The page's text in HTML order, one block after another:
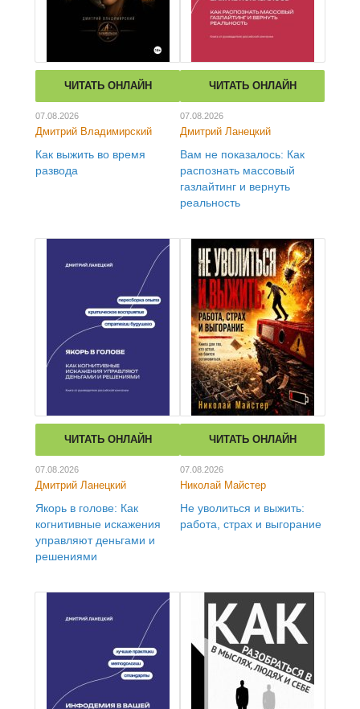
ЧИТАТЬ ОНЛАЙН
07.08.2026
Дмитрий Владимирский
Как выжить во время
развода
ЧИТАТЬ ОНЛАЙН
07.08.2026
Дмитрий Ланецкий
Вам не показалось: Как
распознать массовый
газлайтинг и вернуть
реальность
ЧИТАТЬ ОНЛАЙН
07.08.2026
Дмитрий Ланецкий
Якорь в голове: Как
когнитивные искажения
управляют деньгами и
решениями
ЧИТАТЬ ОНЛАЙН
07.08.2026
Николай Майстер
Не уволиться и выжить:
работа, страх и выгорание